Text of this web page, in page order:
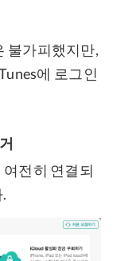
불가피했지만,
에 로그인
전히 연결되